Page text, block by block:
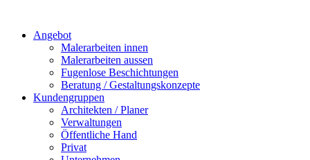
Angebot
Malerarbeiten innen
Malerarbeiten aussen
Fugenlose Beschichtungen
Beratung / Gestaltungskonzepte
Kundengruppen
Architekten / Planer
Verwaltungen
Öffentliche Hand
Privat